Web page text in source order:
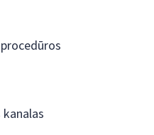
kanalas